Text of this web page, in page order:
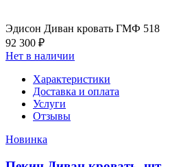
Эдисон Диван кровать ГМФ 518
92 300 ₽
Нет в наличии
Характеристики
Доставка и оплата
Услуги
Отзывы
Новинка